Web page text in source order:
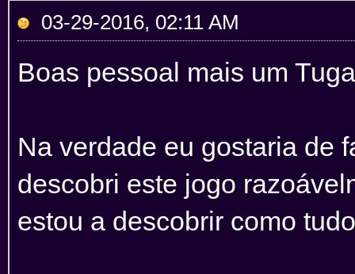
03-29-2016, 02:11 AM
Boas pessoal mais um
Na verdade eu gostaria de
descobri este jogo
estou a descobrir como